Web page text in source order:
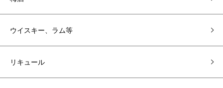
ウイスキー、ラム等
リキュール